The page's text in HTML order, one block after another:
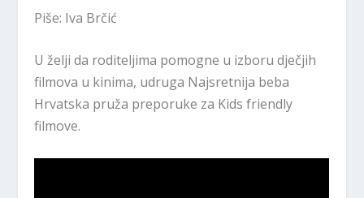
Piše: Iva Brčić
U želji da roditeljima pomogne u izboru dječjih
filmova u kinima, udruga Najsretnija beba
Hrvatska pruža preporuke za Kids friendly
filmove.